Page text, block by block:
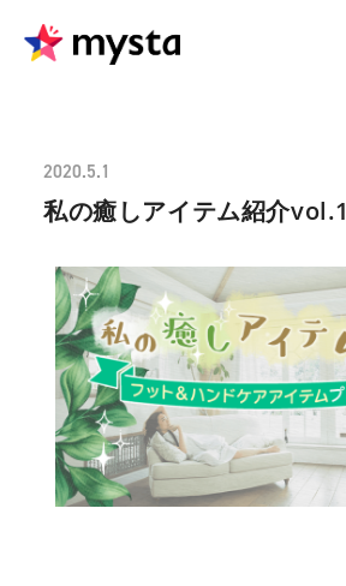
2020.5.1
私の癒しアイテム紹介vol.1